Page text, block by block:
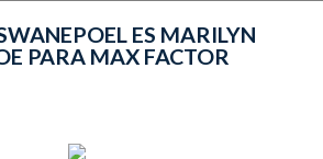
ES MARILYN
PARA MAX FACTOR